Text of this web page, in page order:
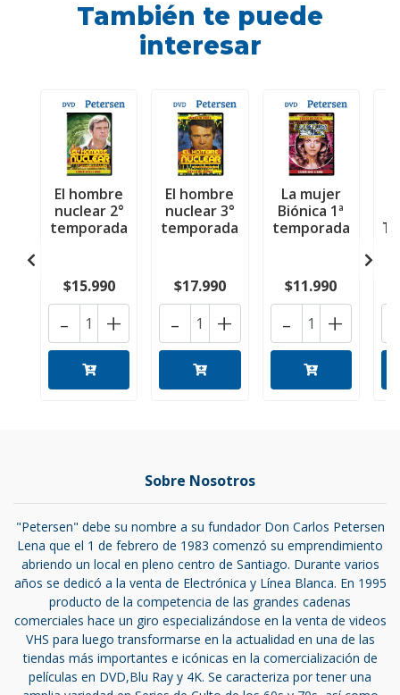
También te puede
interesar
El hombre
nuclear 2°
temporada
$15.990
+
-
El hombre
nuclear 3°
temporada
$17.990
+
-
La mujer
Biónica 1ª
temporada
$11.990
+
-
Sobre Nosotros
"Petersen" debe su nombre a su fundador Don Carlos Petersen
Lena que el 1 de febrero de 1983 comenzó su emprendimiento
abriendo un local en pleno centro de Santiago. Durante varios
años se dedicó a la venta de Electrónica y Línea Blanca. En 1995
producto de la competencia de las grandes cadenas
comerciales hace un giro especializándose en la venta de videos
VHS para luego transformarse en la actualidad en una de las
tiendas más importantes e icónicas en la comercialización de
películas en DVD,Blu Ray y 4K. Se caracteriza por tener una